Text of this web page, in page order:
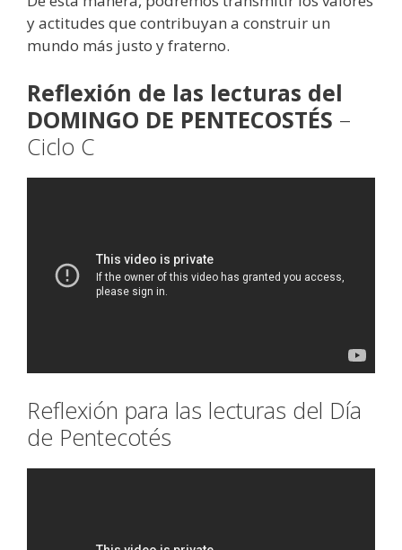
y actitudes que contribuyan a construir un
mundo más justo y fraterno.
Reflexión de las lecturas del
DOMINGO DE PENTECOSTÉS –
Ciclo C
Reflexión para las lecturas del Día
de Pentecotés